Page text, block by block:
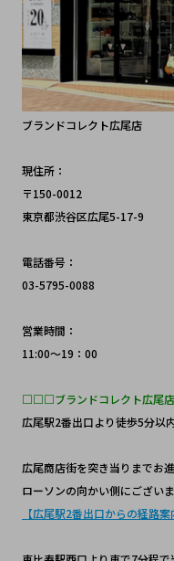
ブランドコレクト広尾店
現住所：
〒150-0012
東京都渋谷区広尾5-17-9
電話番号：
03-5795-0088
営業時間：
11:00～19：00
□□□ブランドコレクト広尾
広尾駅2番出口より徒歩5分以
広尾商店街を突き当りまでお
ローソンの向かい側にございま
【広尾駅2番出口からの経路案